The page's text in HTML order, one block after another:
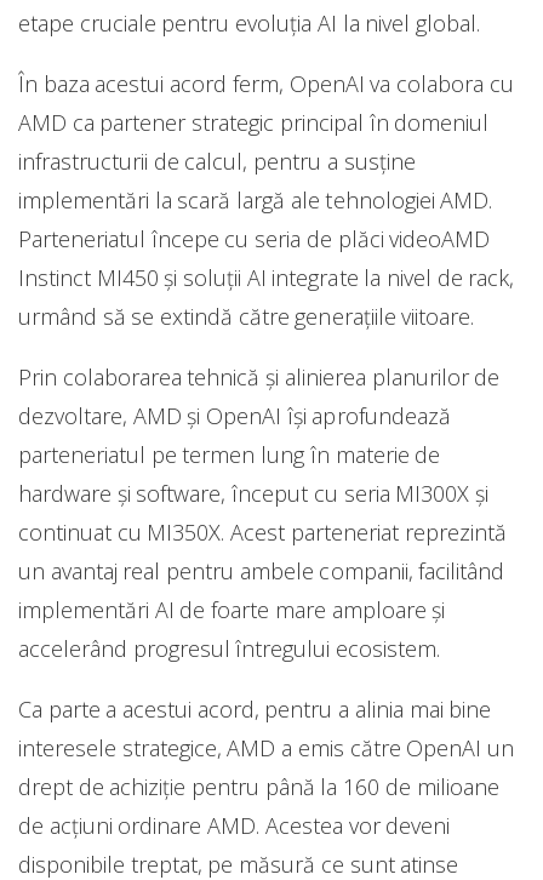
etape cruciale pentru evoluția AI la nivel global.
În baza acestui acord ferm, OpenAI va colabora cu
AMD ca partener strategic principal în domeniul
infrastructurii de calcul, pentru a susține
implementări la scară largă ale tehnologiei AMD.
Parteneriatul începe cu seria de plăci videoAMD
Instinct MI450 și soluții AI integrate la nivel de rack,
urmând să se extindă către generațiile viitoare.
Prin colaborarea tehnică și alinierea planurilor de
dezvoltare, AMD și OpenAI își aprofundează
parteneriatul pe termen lung în materie de
hardware și software, început cu seria MI300X și
continuat cu MI350X. Acest parteneriat reprezintă
un avantaj real pentru ambele companii, facilitând
implementări AI de foarte mare amploare și
accelerând progresul întregului ecosistem.
Ca parte a acestui acord, pentru a alinia mai bine
interesele strategice, AMD a emis către OpenAI un
drept de achiziție pentru până la 160 de milioane
de acțiuni ordinare AMD. Acestea vor deveni
disponibile treptat, pe măsură ce sunt atinse